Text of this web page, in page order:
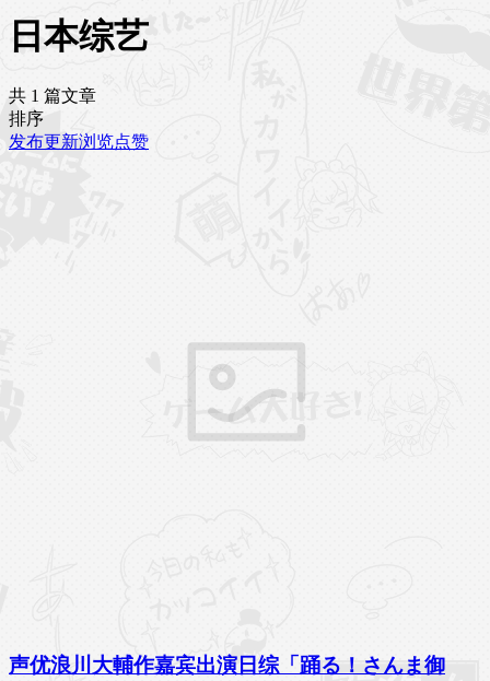
日本综艺
共 1 篇文章
排序
发布更新浏览点赞
声优浪川大輔作嘉宾出演日综「踊る！さんま御